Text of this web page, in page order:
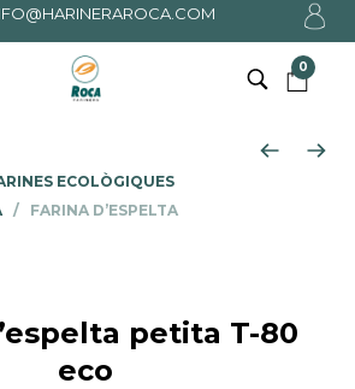
0
ECOLÒGIQUES
/ FARINA D’ESPELTA
petita T-80
eco